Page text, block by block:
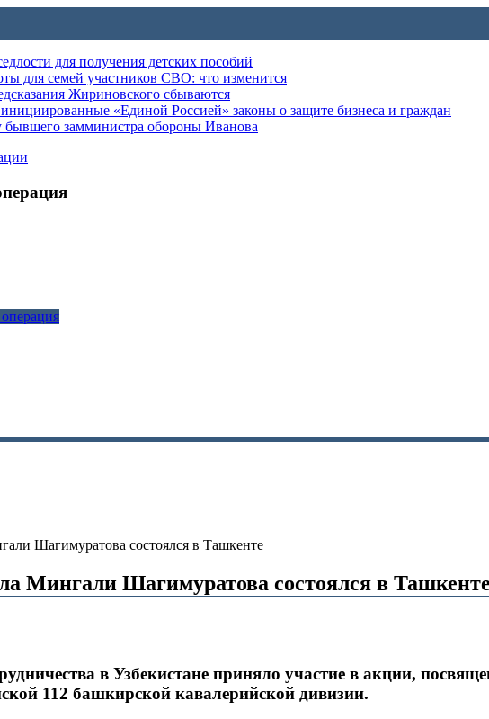
для получения детских пособий
для семей участников СВО: что изменится
Жириновского сбываются
«Единой Россией» законы о защите бизнеса и граждан
бывшего замминистра обороны Иванова
Шагимуратова состоялся в Ташкенте
Мингали Шагимуратова состоялся в Ташкенте
в Узбекистане приняло участие в акции,
112 башкирской кавалерийской дивизии.